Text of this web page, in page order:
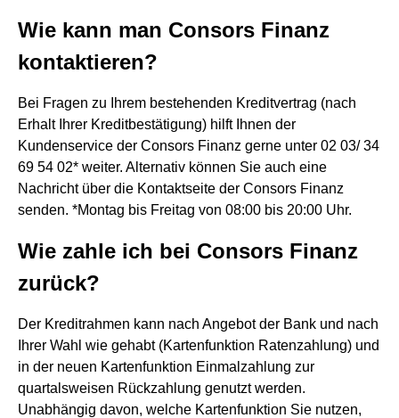
Wie kann man Consors Finanz
kontaktieren?
Bei Fragen zu Ihrem bestehenden Kreditvertrag (nach
Erhalt Ihrer Kreditbestätigung) hilft Ihnen der
Kundenservice der Consors Finanz gerne unter 02 03/ 34
69 54 02* weiter. Alternativ können Sie auch eine
Nachricht über die Kontaktseite der Consors Finanz
senden. *Montag bis Freitag von 08:00 bis 20:00 Uhr.
Wie zahle ich bei Consors Finanz
zurück?
Der Kreditrahmen kann nach Angebot der Bank und nach
Ihrer Wahl wie gehabt (Kartenfunktion Ratenzahlung) und
in der neuen Kartenfunktion Einmalzahlung zur
quartalsweisen Rückzahlung genutzt werden.
Unabhängig davon, welche Kartenfunktion Sie nutzen,